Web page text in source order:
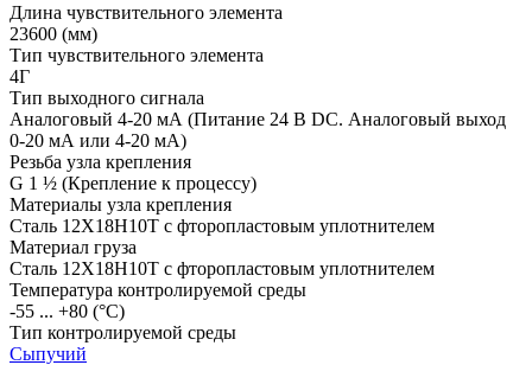
Длина чувствительного элемента
23600 (мм)
Тип чувствительного элемента
4Г
Тип выходного сигнала
Аналоговый 4-20 мА (Питание 24 В DC. Аналоговый выход
0-20 мА или 4-20 мА)
Резьба узла крепления
G 1 ½ (Крепление к процессу)
Материалы узла крепления
Сталь 12Х18Н10Т с фторопластовым уплотнителем
Материал груза
Сталь 12Х18Н10Т с фторопластовым уплотнителем
Температура контролируемой среды
-55 ... +80 (°С)
Тип контролируемой среды
Сыпучий